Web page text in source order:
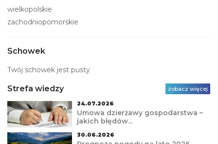
wielkopolskie
zachodniopomorskie
Schowek
Twój schowek jest pusty
Strefa wiedzy zobacz więcej
24.07.2026
Umowa dzierżawy gospodarstwa –
jakich błędów...
30.06.2026